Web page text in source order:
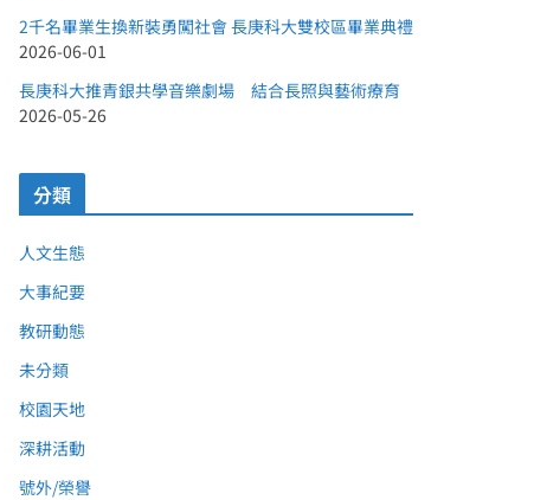
2千名畢業生換新裝勇闖社會 長庚科大雙校區畢業典禮
2026-06-01
長庚科大推青銀共學音樂劇場 結合長照與藝術療育
2026-05-26
分類
人文生態
大事紀要
教研動態
未分類
校園天地
深耕活動
號外/榮譽